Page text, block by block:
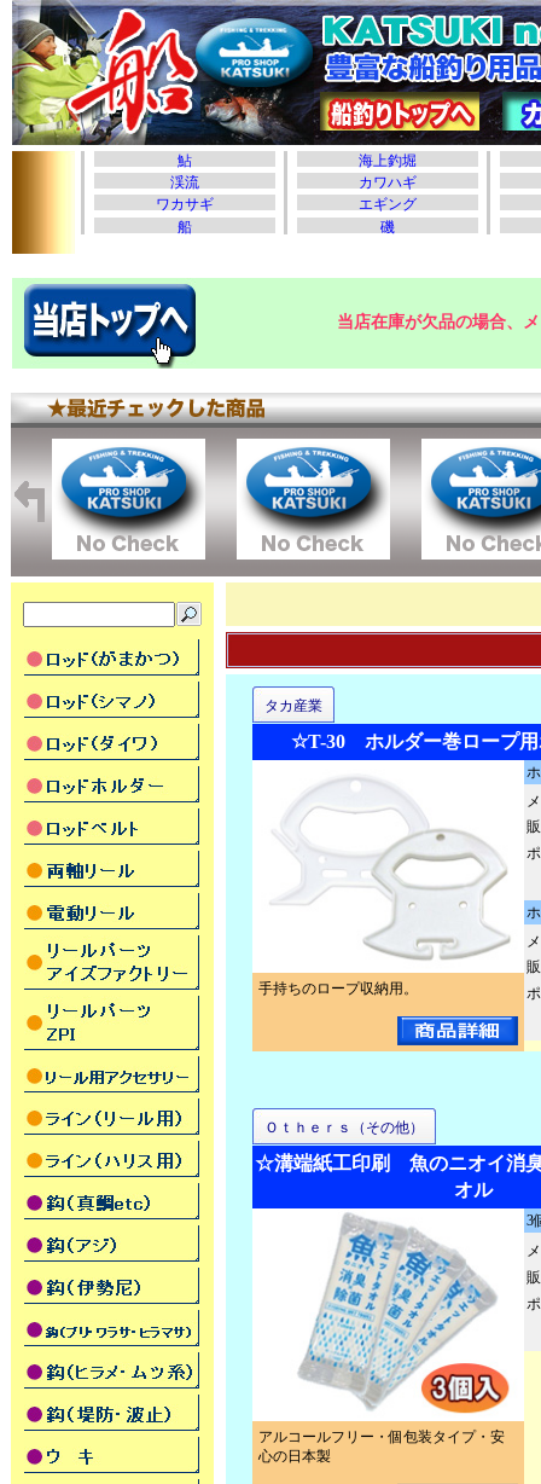
当店在庫が欠品の場合、
タカ産業
☆T-30 ホルダー巻ロープ用
手持ちのロープ収納用。
Ｏｔｈｅｒｓ（その他）
☆溝端紙工印刷 魚のニオイ消
オル
アルコールフリー・個包装タイプ・安
心の日本製
3